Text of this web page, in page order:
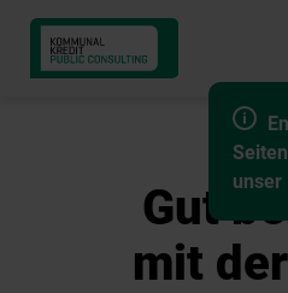
unser
Gut
mit